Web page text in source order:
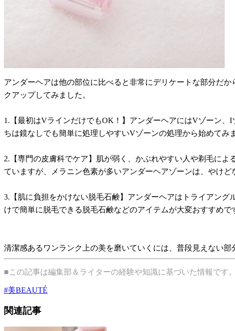
アンダーヘアは他の部位に比べると非常にデリケートな部分だ
クアップしてみました。
1.【最初はVラインだけでもOK！】アンダーヘアにはVゾーン
ちは鏡なしでも簡単に処理しやすいVゾーンの処理から始めてみ
2.【専門の皮膚科でケア】肌が弱く、かぶれやすい人や剃毛に
ていますが、メラニン色素が多いアンダーヘアゾーンは、やけ
3.【肌に負担をかけない脱毛石鹸】アンダーヘアはトライアン
けで簡単に脱毛できる脱毛石鹸などのアイテムが大変おすすめ
清潔感あるワンランク上の美を磨いていくには、普段見えない
■この記事は編集部＆ライターの経験や知識に基づいた情報です
#美BEAUTÉ
関連記事